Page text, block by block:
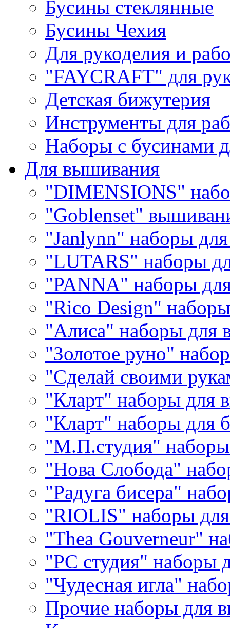
Бусины стеклянные
Бусины Чехия
Для рукоделия и
"FAYCRAFT" для
Детская бижутерия
Инструменты для
Наборы с бусинами
Для вышивания
"DIMENSIONS"
"Goblenset"
"Janlynn" наборы
"LUTARS" наборы
"PANNA" наборы
"Rico Design"
"Алиса" наборы для
"Золотое руно"
"Сделай своими
"Кларт" наборы для
"Кларт" наборы для
"М.П.студия"
"Нова Слобода"
"Радуга бисера"
"RIOLIS" наборы
"Thea Gouverneur"
"РС студия" наборы
"Чудесная игла"
Прочие наборы для